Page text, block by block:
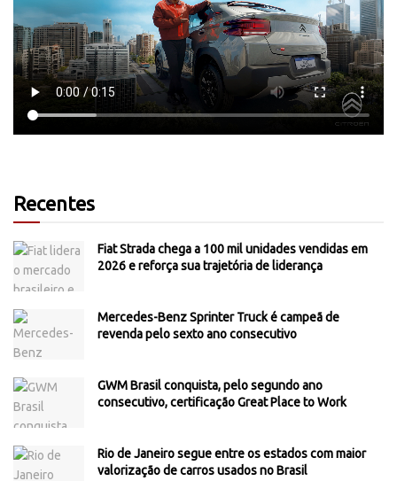
Recentes
Fiat Strada chega a 100 mil unidades vendidas em
2026 e reforça sua trajetória de liderança
Mercedes-Benz Sprinter Truck é campeã de
revenda pelo sexto ano consecutivo
GWM Brasil conquista, pelo segundo ano
consecutivo, certificação Great Place to Work
Rio de Janeiro segue entre os estados com maior
valorização de carros usados no Brasil